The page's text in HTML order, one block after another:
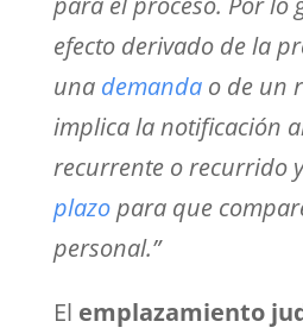
efecto derivado de la
una demandao de un
implica la notificación
recurrente o recurrido
plazopara que
personal.”
El emplazamiento